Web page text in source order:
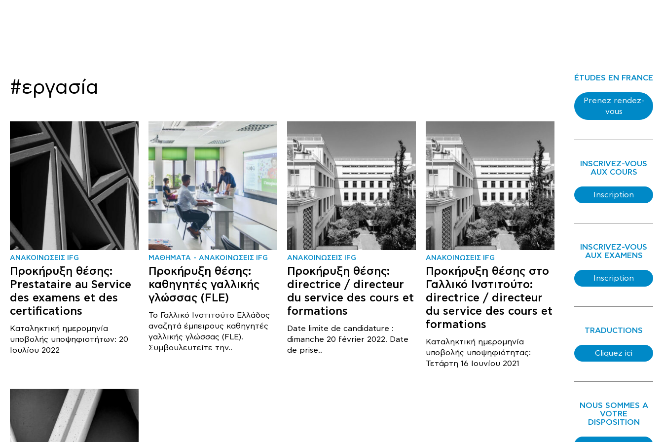
#εργασία
ΑΝΑΚΟΙΝΩΣΕΙΣ IFG
Προκήρυξη θέσης:
Prestataire au Service
des examens et des
certifications
Καταληκτική ημερομηνία
υποβολής υποψηφιοτήτων: 20
Ιουλίου 2022
ΜΑΘΗΜΑΤΑ ΑΝΑΚΟΙΝΩΣΕΙΣ IFG
Προκήρυξη θέσης:
καθηγητές γαλλικής
γλώσσας (FLE)
Το Γαλλικό Ινστιτούτο Ελλάδος
αναζητά έμπειρους καθηγητές
γαλλικής γλώσσας (FLE).
Συμβουλευτείτε την..
ΑΝΑΚΟΙΝΩΣΕΙΣ IFG
Προκήρυξη θέσης:
directrice / directeur
du service des cours et
formations
Date limite de candidature :
dimanche 20 février 2022. Date
de prise..
ΑΝΑΚΟΙΝΩΣΕΙΣ IFG
Προκήρυξη θέσης στο
Γαλλικό Ινστιτούτο:
directrice / directeur
du service des cours et
formations
Καταληκτική ημερομηνία
υποβολής υποψηφιότητας:
Τετάρτη 16 Ιουνίου 2021
ÉTUDES EN FRANCE
Prenez rendez-
vous
INSCRIVEZ-VOUS
AUX COURS
Inscription
INSCRIVEZ-VOUS
AUX EXAMENS
Inscription
TRADUCTIONS
Cliquez ici
NOUS SOMMES A
VOTRE
DISPOSITION